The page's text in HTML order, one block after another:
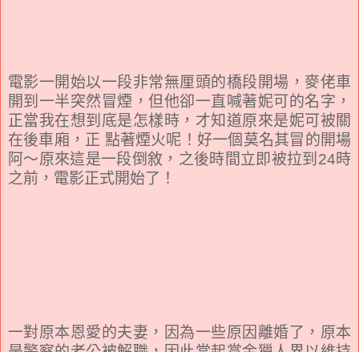
電影一開始以一段非常無厘頭的橋段開場，麥佬車
開到一半突然冒煙，但他卻一直喊著妮可的名字，
正當我在想到底是怎樣時，才知道原來是妮可被關
在後車廂，正 點著煙火呢！好一個莫名其冒的開場
阿～原來這是一段倒敘，之後時間立即被拉到24時
之前，電影正式開始了！
一對原本恩愛的夫妻，因為一些原因離婚了，原本